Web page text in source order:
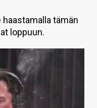
tämän
loppuun.